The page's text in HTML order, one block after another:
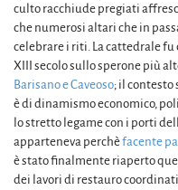
culto racchiude pregiati
che numerosi altari che in
celebrare i riti. La cattedrale
XIII secolo sullo sperone più
Barisano e Caveoso; il
è di dinamismo economico,
lo stretto legame con i porti
apparteneva perchèfacente
è stato finalmente riaperto
dei lavori di restauro